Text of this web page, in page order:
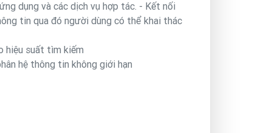
dụng và các dịch vụ hợp tác. - Kết nối
tin qua đó người dùng có thể khai thác
hiệu suất tìm kiếm
hệ thông tin không giới hạn